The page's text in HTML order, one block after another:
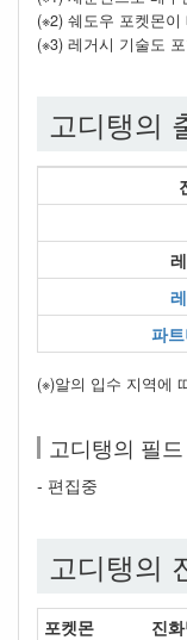
(※2) 쉐도우 포켓몬
(※3) 레거시 기술도
고디탱의
파
(※)알의 입수 지역에
고디탱의 필
- 편집중
고디탱의
포켓몬 진